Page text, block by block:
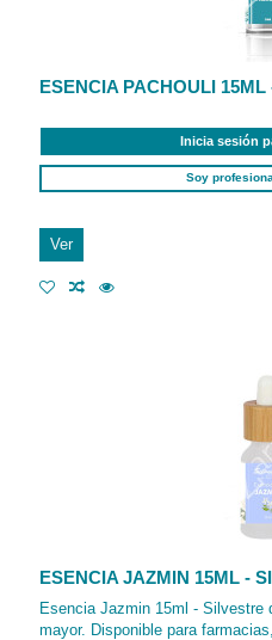
ESENCIA PACHOULI 15ML
Inicia sesión
Soy
Ver
ESENCIA JAZMIN 15ML -
Esencia Jazmin 15ml - Silvestre
mayor. Disponible para